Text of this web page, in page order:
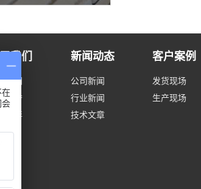
于我们
我们
荣誉
伙伴
新闻动态
公司新闻
行业新闻
技术文章
客户案例
发货现场
生产现场
在
会